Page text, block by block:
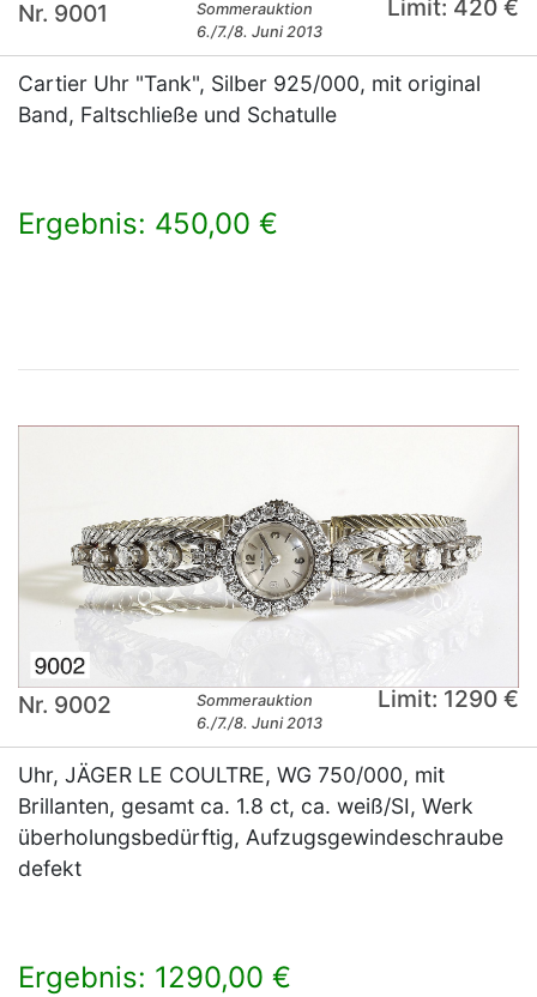
Nr. 9001
Sommerauktion
6./7./8. Juni 2013
Limit: 420 €
Cartier Uhr "Tank", Silber 925/000, mit original
Band, Faltschließe und Schatulle
Ergebnis: 450,00 €
Nr. 9002
Sommerauktion
6./7./8. Juni 2013
Limit: 1290 €
Uhr, JÄGER LE COULTRE, WG 750/000, mit
Brillanten, gesamt ca. 1.8 ct, ca. weiß/SI, Werk
überholungsbedürftig, Aufzugsgewindeschraube
defekt
Ergebnis: 1290,00 €